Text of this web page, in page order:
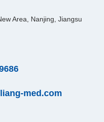
Area, Nanjing, Jiangsu
med.com